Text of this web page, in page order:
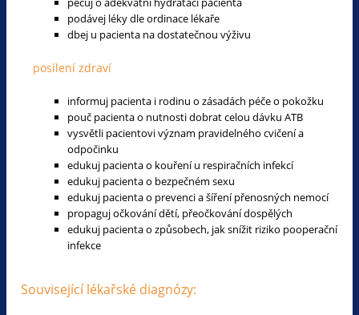
podávej léky dle ordinace lékaře
dbej u pacienta na dostatečnou výživu
posílení zdraví
informuj pacienta i rodinu o zásadách péče o pokožku
pouč pacienta o nutnosti dobrat celou dávku ATB
vysvětli pacientovi význam pravidelného cvičení a
odpočinku
edukuj pacienta o kouření u respiračních infekcí
edukuj pacienta o bezpečném sexu
edukuj pacienta o prevenci a šíření přenosných nemocí
propaguj očkování dětí, přeočkování dospělých
edukuj pacienta o způsobech, jak snížit riziko pooperační
infekce
Související lékařské diagnózy: